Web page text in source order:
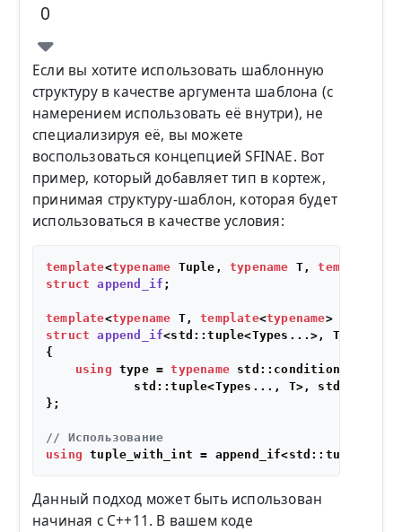
0
Если вы хотите использовать шаблонную
структуру в качестве аргумента шаблона (с
намерением использовать её внутри), не
специализируя её, вы можете
воспользоваться концепцией SFINAE. Вот
пример, который добавляет тип в кортеж,
принимая структуру-шаблон, которая будет
использоваться в качестве условия:
template<typename Tuple, typename T, template
struct
append_if ;
template<typename T, template<typename>
struct
append_if<std::tuple<Types...>, T,
{
using type = typename
std::tuple<Types..., T>,
};
// Использование
using tuple_with_int = append_if<std::tuple<>,
Данный подход может быть использован
начиная с C++11. В вашем коде